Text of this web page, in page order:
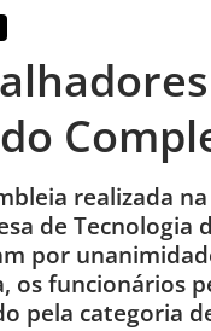
realizada
de Tecnologia
por
os funcionários
pela categoria